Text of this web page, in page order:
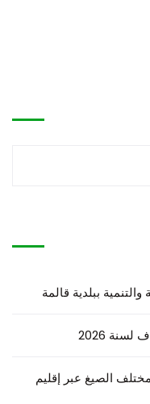
ببلدية قالمة
2026
الصيغ عبر إقليم